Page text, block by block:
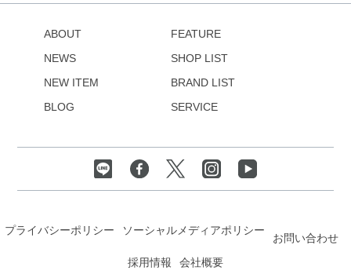
ABOUT
NEWS
NEW ITEM
BLOG
FEATURE
SHOP LIST
BRAND LIST
SERVICE
プライバシーポリシー ソーシャルメディアポリシー
お問い合わせ
採用情報
会社概要